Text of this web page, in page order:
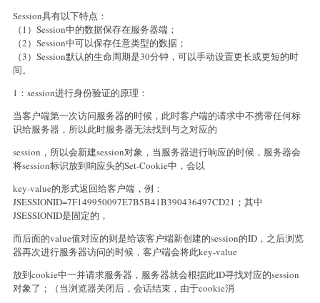
Session具有以下特点：
（1）Session中的数据保存在服务器端；
（2）Session中可以保存任意类型的数据；
（3）Session默认的生命周期是30分钟，可以手动设置更长或更短的时
间。
1：session进行身份验证的原理：
当客户端第一次访问服务器的时候，此时客户端的请求中不携带任何标
识给服务器，所以此时服务器无法找到与之对应的
session，所以会新建session对象，当服务器进行响应的时候，服务器会
将session标识放到响应头的Set-Cookie中，会以
key-value的形式返回给客户端，例：
JSESSIONID=7F149950097E7B5B41B390436497CD21；其中
JSESSIONID是固定的，
而后面的value值对应的则是给该客户端新创建的session的ID，之后浏览
器再次进行服务器访问的时候，客户端会将此key-value
放到cookie中一并请求服务器，服务器就会根据此ID寻找对应的session
对象了；（当浏览器关闭后，会话结束，由于cookie消